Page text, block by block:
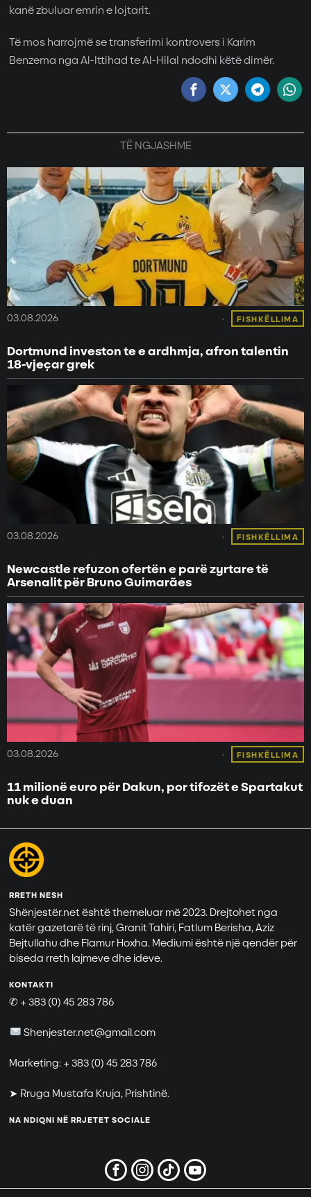
kanë zbuluar emrin e lojtarit.
Të mos harrojmë se transferimi kontrovers i Karim
Benzema nga Al-Ittihad te Al-Hilal ndodhi këtë dimër.
TË NGJASHME
03.08.2026 FISHKËLLIMA
Dortmund investon te e ardhmja, afron talentin
18-vjeçar grek
03.08.2026 FISHKËLLIMA
Newcastle refuzon ofertën e parë zyrtare të
Arsenalit për Bruno Guimarães
03.08.2026 FISHKËLLIMA
11 milionë euro për Dakun, por tifozët e Spartakut
nuk e duan
RRETH NESH
Shënjestër.net është themeluar më 2023. Drejtohet nga
katër gazetarë të rinj, Granit Tahiri, Fatlum Berisha, Aziz
Bejtullahu dhe Flamur Hoxha. Mediumi është një qendër për
biseda rreth lajmeve dhe ideve.
KONTAKTI
✆ + 383 (0) 45 283 786
Shenjester.net@gmail.com
Marketing: + 383 (0) 45 283 786
➤ Rruga Mustafa Kruja, Prishtinë.
NA NDIQNI NË RRJETET SOCIALE